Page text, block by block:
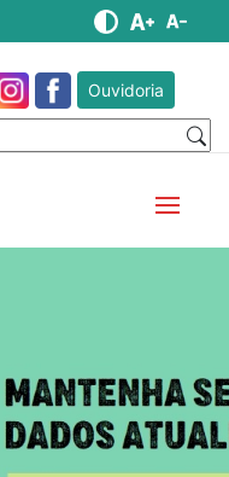
Ouvidoria